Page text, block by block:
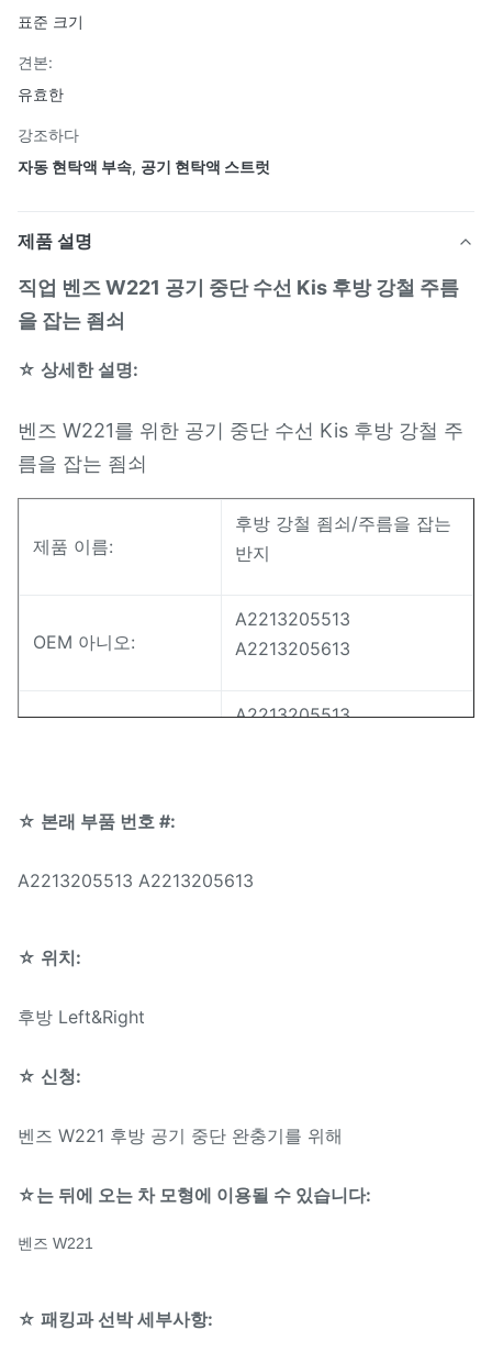
표준 크기
견본:
유효한
강조하다
자동 현탁액 부속, 공기 현탁액 스트럿
제품 설명
직업 벤즈 W221 공기 중단 수선 Kis 후방 강철 주름
을 잡는 죔쇠
☆ 상세한 설명:
벤즈 W221를 위한 공기 중단 수선 Kis 후방 강철 주
름을 잡는 죔쇠
제품 이름:
후방 강철 죔쇠/주름을 잡는
반지
OEM 아니오:
A2213205513
A2213205613
A2213205513
신청:
위치: 후방 Left&Right
MOQ:
표본:
배달 시간: 3-5 일
이점:
☆ 본래 부품 번호 #:
A2213205513 A2213205613
☆ 위치:
후방 Left&Right
☆ 신청:
벤즈 W221 후방 공기 중단 완충기를 위해
☆는 뒤에 오는 차 모형에 이용될 수 있습니다:
벤즈 W221
☆ 패킹과 선박 세부사항: